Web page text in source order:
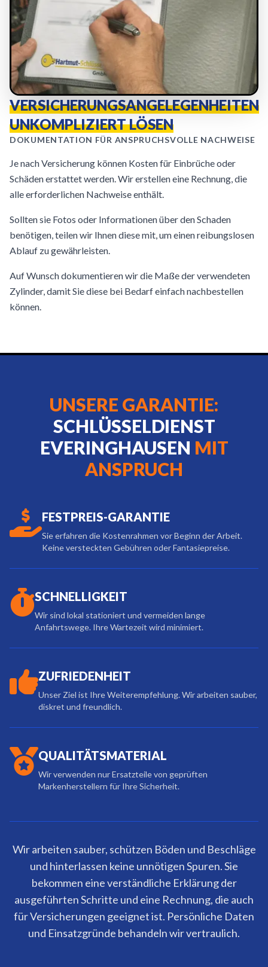
VERSICHERUNGSANGELEGENHEITEN
UNKOMPLIZIERT LÖSEN
DOKUMENTATION FÜR ANSPRUCHSVOLLE NACHWEISE
Je nach Versicherung können Kosten für Einbrüche oder
Schäden erstattet werden. Wir erstellen eine Rechnung, die
alle erforderlichen Nachweise enthält.
Sollten sie Fotos oder Informationen über den Schaden
benötigen, teilen wir Ihnen diese mit, um einen reibungslosen
Ablauf zu gewährleisten.
Auf Wunsch dokumentieren wir die Maße der verwendeten
Zylinder, damit Sie diese bei Bedarf einfach nachbestellen
können.
UNSERE GARANTIE:
SCHLÜSSELDIENST
EVERINGHAUSEN MIT
ANSPRUCH
FESTPREIS-GARANTIE
Sie erfahren die Kostenrahmen vor Beginn der Arbeit.
Keine versteckten Gebühren oder Fantasiepreise.
SCHNELLIGKEIT
Wir sind lokal stationiert und vermeiden lange
Anfahrtswege. Ihre Wartezeit wird minimiert.
ZUFRIEDENHEIT
Unser Ziel ist Ihre Weiterempfehlung. Wir arbeiten sauber,
diskret und freundlich.
QUALITÄTSMATERIAL
Wir verwenden nur Ersatzteile von geprüften
Markenherstellern für Ihre Sicherheit.
Wir arbeiten sauber, schützen Böden und Beschläge
und hinterlassen keine unnötigen Spuren. Sie
bekommen eine verständliche Erklärung der
ausgeführten Schritte und eine Rechnung, die auch
für Versicherungen geeignet ist. Persönliche Daten
und Einsatzgründe behandeln wir vertraulich.